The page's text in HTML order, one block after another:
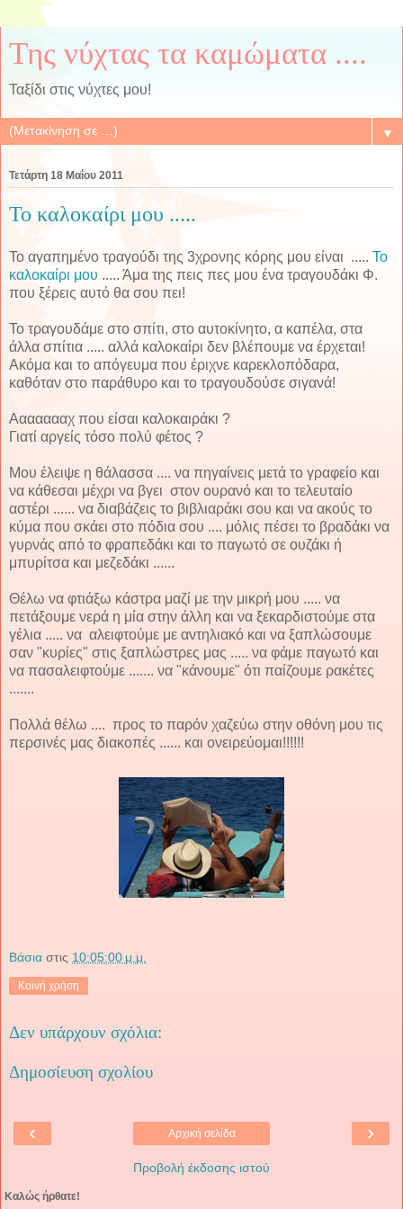
Της νύχτας τα καμώματα ....
Ταξίδι στις νύχτες μου!
▼
Τετάρτη 18 Μαΐου 2011
Το καλοκαίρι μου .....
Το αγαπημένο τραγούδι της 3χρονης κόρης μου είναι ..... Το
καλοκαίρι μου ..... Άμα της πεις πες μου ένα τραγουδάκι Φ.
που ξέρεις αυτό θα σου πει!
Το τραγουδάμε στο σπίτι, στο αυτοκίνητο, α καπέλα, στα
άλλα σπίτια ..... αλλά καλοκαίρι δεν βλέπουμε να έρχεται!
Ακόμα και το απόγευμα που έριχνε καρεκλοπόδαρα,
καθόταν στο παράθυρο και το τραγουδούσε σιγανά!
Αααααααχ που είσαι καλοκαιράκι ?
Γιατί αργείς τόσο πολύ φέτος ?
Μου έλειψε η θάλασσα .... να πηγαίνεις μετά το γραφείο και
να κάθεσαι μέχρι να βγει στον ουρανό και το τελευταίο
αστέρι ...... να διαβάζεις το βιβλιαράκι σου και να ακούς το
κύμα που σκάει στο πόδια σου .... μόλις πέσει το βραδάκι να
γυρνάς από το φραπεδάκι και το παγωτό σε ουζάκι ή
μπυρίτσα και μεζεδάκι ......
Θέλω να φτιάξω κάστρα μαζί με την μικρή μου ..... να
πετάξουμε νερά η μία στην άλλη και να ξεκαρδιστούμε στα
γέλια ..... να αλειφτούμε με αντηλιακό και να ξαπλώσουμε
σαν "κυρίες" στις ξαπλώστρες μας ..... να φάμε παγωτό και
να πασαλειφτούμε ....... να "κάνουμε" ότι παίζουμε ρακέτες
.......
Πολλά θέλω .... προς το παρόν χαζεύω στην οθόνη μου τις
περσινές μας διακοπές ...... και ονειρεύομαι!!!!!!
Βάσια στις 10:05:00 μ.μ.
Κοινή χρήση
Δεν υπάρχουν σχόλια:
Δημοσίευση σχολίου
‹ ›
Αρχική σελίδα
Προβολή έκδοσης ιστού
Καλώς ήρθατε!